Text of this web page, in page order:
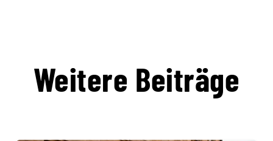
Weitere Beiträge